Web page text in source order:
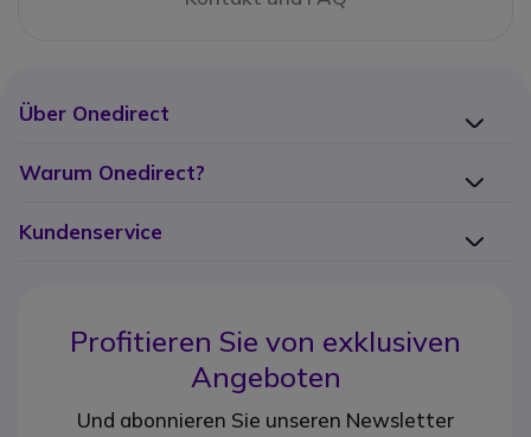
Über Onedirect
Warum Onedirect?
Kundenservice
Profitieren Sie von exklusiven
Angeboten
Und abonnieren Sie unseren Newsletter